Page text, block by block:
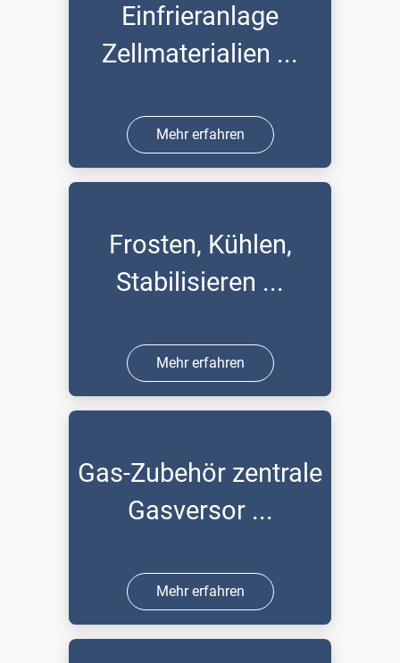
Einfrieranlage
Zellmaterialien ...
Mehr erfahren
Frosten, Kühlen,
Stabilisieren ...
Mehr erfahren
Gas-Zubehör zentrale
Gasversor ...
Mehr erfahren